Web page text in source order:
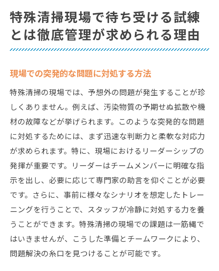
現場での安全第一の重要性
衛生管理のポイント特殊清掃で成功するための
基本
清掃前の準備と注意点
感染症予防の徹底
適切な機材と薬剤の選び方
作業後の確認とフォローアップ
環境に配慮した清掃手順
継続的な衛生管理の実践
遺品整理から見える特殊清掃の重要性感情への
配慮
依頼者とのコミュニケーション
遺品整理の流れと注意点
感情的負担を軽減する工夫
特殊清掃現場で待ち受ける試練
とは徹底管理が求められる理由
現場での突発的な問題に対処する方法
特殊清掃の現場では、予想外の問題が発生することが珍
しくありません。例えば、汚染物質の予期せぬ拡散や機
材の故障などが挙げられます。このような突発的な問題
に対処するためには、まず迅速な判断力と柔軟な対応力
が求められます。特に、現場におけるリーダーシップの
発揮が重要です。リーダーはチームメンバーに明確な指
示を出し、必要に応じて専門家の助言を仰ぐことが必要
です。さらに、事前に様々なシナリオを想定したトレー
ニングを行うことで、スタッフが冷静に対処する力を養
うことができます。特殊清掃の現場での課題は一筋縄で
はいきませんが、こうした準備とチームワークにより、
問題解決の糸口を見つけることが可能です。